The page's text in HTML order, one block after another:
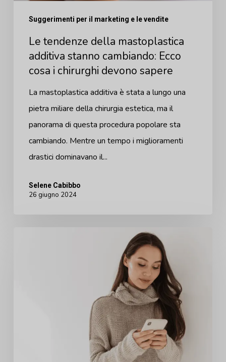
chirurghi
devono
sapere
Suggerimenti per il marketing e le vendite
Le tendenze della mastoplastica
additiva stanno cambiando: Ecco
cosa i chirurghi devono sapere
La mastoplastica additiva è stata a lungo una
pietra miliare della chirurgia estetica, ma il
panorama di questa procedura popolare sta
cambiando. Mentre un tempo i miglioramenti
drastici dominavano il...
Selene Cabibbo
26 giugno 2024